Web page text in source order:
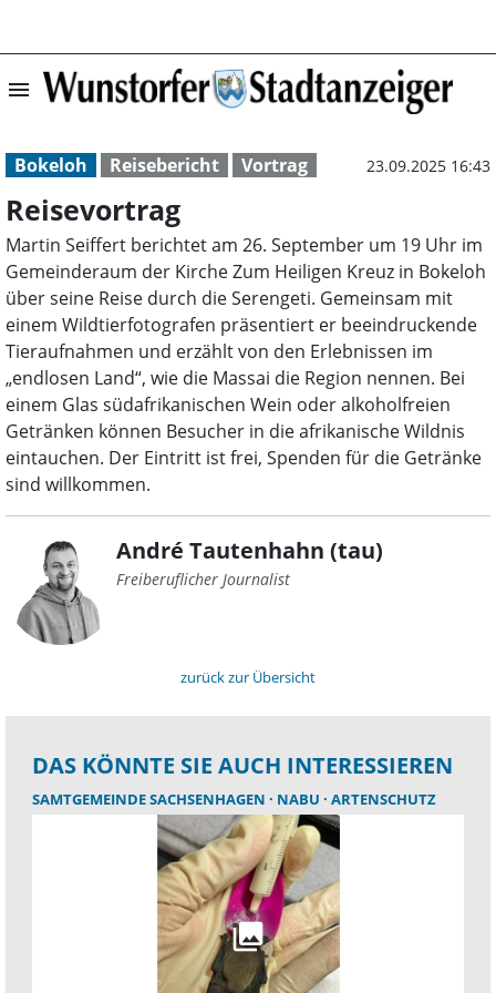
menu Reisevortrag |
Bokeloh Reisebericht Vortrag 23.09.2025 16:43
Reisevortrag
Martin Seiffert berichtet am 26. September um 19 Uhr im
Gemeinderaum der Kirche Zum Heiligen Kreuz in Bokeloh
über seine Reise durch die Serengeti. Gemeinsam mit
einem Wildtierfotografen präsentiert er beeindruckende
Tieraufnahmen und erzählt von den Erlebnissen im
„endlosen Land“, wie die Massai die Region nennen. Bei
einem Glas südafrikanischen Wein oder alkoholfreien
Getränken können Besucher in die afrikanische Wildnis
eintauchen. Der Eintritt ist frei, Spenden für die Getränke
sind willkommen.
André Tautenhahn (tau)
Freiberuflicher Journalist
zurück zur Übersicht
DAS KÖNNTE SIE AUCH INTERESSIEREN
SAMTGEMEINDE SACHSENHAGEN NABU ARTENSCHUTZ